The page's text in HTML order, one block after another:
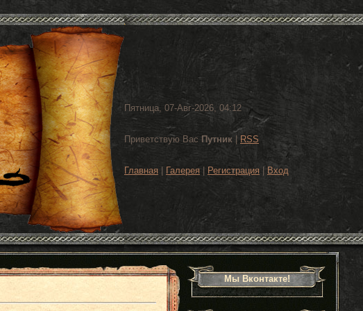
Пятница, 07-Авг-2026, 04:12
Приветствую Вас Путник RSS
Главная Галерея Регистрация Вход
Мы Вконтакте!